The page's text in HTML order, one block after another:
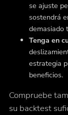
se ajuste
sostendrá
demasiado
Tenga en
estrategia
beneficios.
Compruebe
su backtest